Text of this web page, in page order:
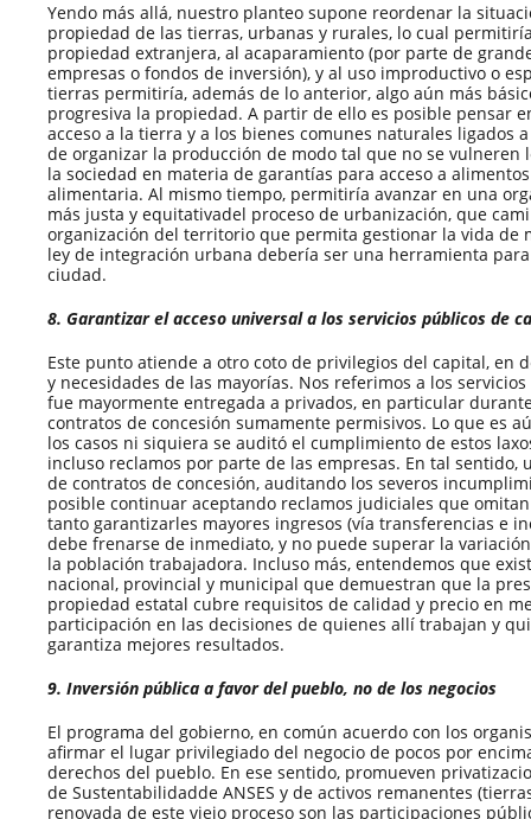
Yendo más allá, nuestro planteo supone reordenar la
propiedad de las tierras, urbanas y rurales, lo cual
propiedad extranjera, al acaparamiento (por parte de
empresas o fondos de inversión), y al uso improductivo o
tierras permitiría, además de lo anterior, algo aún más
progresiva la propiedad. A partir de ello es posible pensar
acceso a la tierra y a los bienes comunes naturales ligados
de organizar la producción de modo tal que no se vulneren
la sociedad en materia de garantías para acceso a
alimentaria. Al mismo tiempo, permitiría avanzar en una
más justa y equitativadel proceso de urbanización, que
organización del territorio que permita gestionar la vida de
ley de integración urbana debería ser una herramienta
ciudad.
8. Garantizar el acceso universal a los servicios públicos de
Este punto atiende a otro coto de privilegios del capital, en
y necesidades de las mayorías. Nos referimos a los
fue mayormente entregada a privados, en particular
contratos de concesión sumamente permisivos. Lo que es
los casos ni siquiera se auditó el cumplimiento de estos
incluso reclamos por parte de las empresas. En tal sentido,
de contratos de concesión, auditando los severos
posible continuar aceptando reclamos judiciales que
tanto garantizarles mayores ingresos (vía transferencias e
debe frenarse de inmediato, y no puede superar la
la población trabajadora. Incluso más, entendemos que
nacional, provincial y municipal que demuestran que la
propiedad estatal cubre requisitos de calidad y precio en
participación en las decisiones de quienes allí trabajan y
garantiza mejores resultados.
9. Inversión pública a favor del pueblo, no de los negocios
El programa del gobierno, en común acuerdo con los
afirmar el lugar privilegiado del negocio de pocos por
derechos del pueblo. En ese sentido, promueven
de Sustentabilidadde ANSES y de activos remanentes
renovada de este viejo proceso son las participaciones